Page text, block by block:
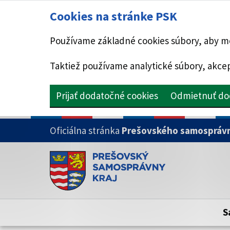
Cookies na stránke PSK
Používame základné cookies súbory, aby
Taktiež používame analytické súbory,
Prijať dodatočné cookies Odmietnuť
PRESKOČIŤ NA HLAVNÝ OBSAH
Oficiálna stránka Prešovského
Doména psk.sk je oficiálna
Toto je oficiálna webová stránka